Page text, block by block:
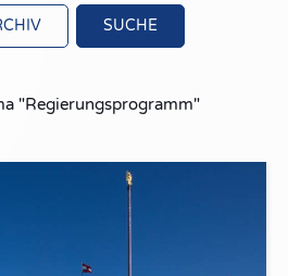
SUCHE
"Regierungsprogramm"